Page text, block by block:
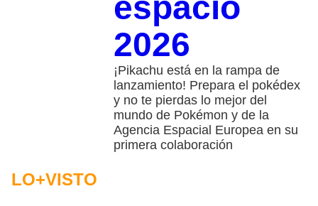
espacio
2026
¡Pikachu está en la rampa de
lanzamiento! Prepara el pokédex
y no te pierdas lo mejor del
mundo de Pokémon y de la
Agencia Espacial Europea en su
primera colaboración
LO+VISTO